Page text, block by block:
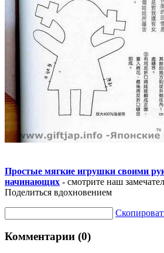
Простые мягкие игрушки своими
начинающих - смотрите наш
Поделиться вдохновением
Комментарии (0)